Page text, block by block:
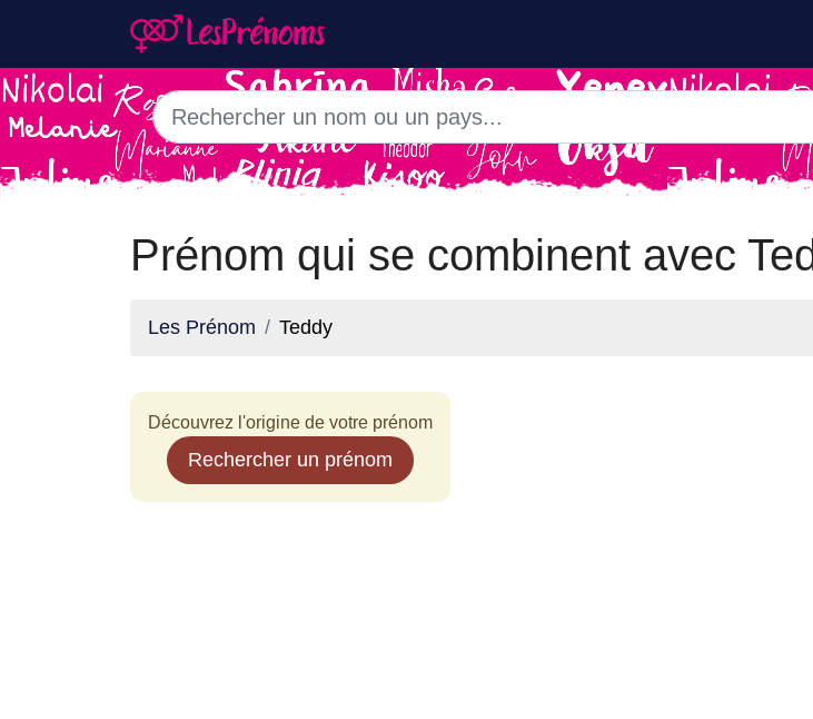
Prénom qui se combinent avec
Les Prénom Teddy
Découvrez l'origine de votre prénom
Rechercher un prénom